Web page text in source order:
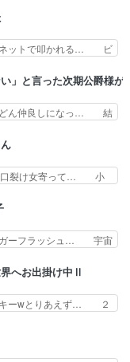
た。… 今回は亜也子回
し… 貞宗、キモいギョ
ぁ作品もイン… 相変わ
わね響野君… 正体を知
てくれた… 黒絵がハル
て大事… OPにデスボ
光… 黒絵の可愛さレベ
… 黒絵の母とのやり取
ネットで叩かれる… ビ
からん！先生… 陰キャ
きて相手の… ビオラが
やばいぞ… マネージャ
ールに… 藻掻きながら
共… たまったアニメ
… マネージャー実在
…
」と言った次期公爵様が
どん仲良しになっ… 結
愛する気は… 今晩
ガールズ… 公爵の妻
ル。テー… まあ、これ
判断が… 自分でも気づ
デ… 【今夜のアニメA
「ぼやっとしてたら
口裂け女寄って… 小
キしそう(ぇ… 口裂け
かった…ポ… そのスタ
は口裂け… 相変わら
画の細か… 除霊士カム
へ突… 現代で有名な口
ポ… ろくろ首の除霊シ
ガーフラッシュ… 宇宙
トで懐か… 普通にド
が初めて… 優谷優の声
てて興… 珍子ちゃ
引き続… これは意図
アニ… 東山朱莉
なに可憐で可愛い泣
へお出掛け中Ⅱ
キーwとりあえず… ２
場も楽しかっ… 第３話
ました。視… ローデン